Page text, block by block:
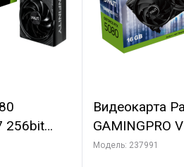
256bit
Видеокарта
GAMINGPRO
256bit 3xDP
Модель: 237991